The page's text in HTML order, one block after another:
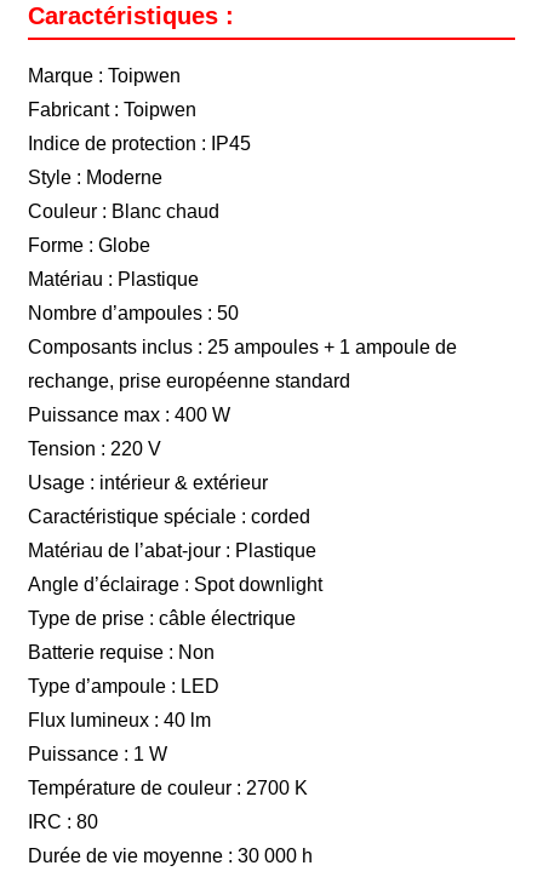
Caractéristiques :
Marque : Toipwen
Fabricant : Toipwen
Indice de protection : IP45
Style : Moderne
Couleur : Blanc chaud
Forme : Globe
Matériau : Plastique
Nombre d’ampoules : 50
Composants inclus : 25 ampoules + 1 ampoule de
rechange, prise européenne standard
Puissance max : 400 W
Tension : 220 V
Usage : intérieur & extérieur
Caractéristique spéciale : corded
Matériau de l’abat-jour : Plastique
Angle d’éclairage : Spot downlight
Type de prise : câble électrique
Batterie requise : Non
Type d’ampoule : LED
Flux lumineux : 40 lm
Puissance : 1 W
Température de couleur : 2700 K
IRC : 80
Durée de vie moyenne : 30 000 h